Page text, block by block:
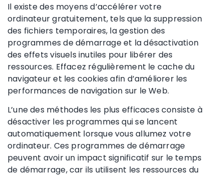
Il existe des moyens d’accélérer votre
ordinateur gratuitement, tels que la suppression
des fichiers temporaires, la gestion des
programmes de démarrage et la désactivation
des effets visuels inutiles pour libérer des
ressources. Effacez régulièrement le cache du
navigateur et les cookies afin d’améliorer les
performances de navigation sur le Web.
L’une des méthodes les plus efficaces consiste à
désactiver les programmes qui se lancent
automatiquement lorsque vous allumez votre
ordinateur. Ces programmes de démarrage
peuvent avoir un impact significatif sur le temps
de démarrage, car ils utilisent les ressources du